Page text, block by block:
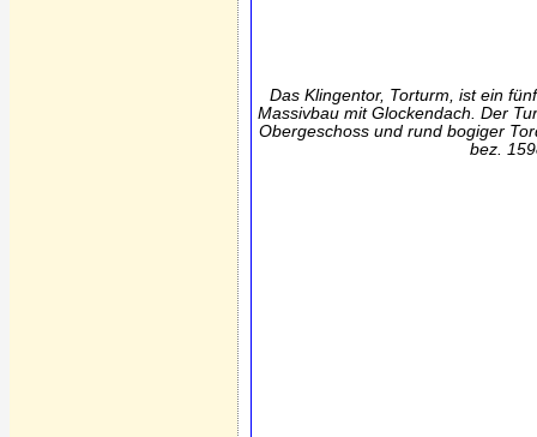
Das Klingentor, Torturm, ist ein
Massivbau mit Glockendach. Der
Obergeschoss und rund bogiger
bez.